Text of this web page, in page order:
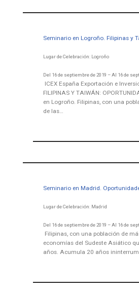
Seminario en Logroño. Filipinas y
Lugar de Celebración: Logroño
Del 16 de septiembre de 2019 – Al 16 de
ICEX España Exportación e
FILIPINAS Y TAIWÁN:
en Logroño. Filipinas, con una
de las…
Seminario en Madrid.
Lugar de Celebración: Madrid
Del 16 de septiembre de 2019 – Al 16 de
Filipinas, con una población de
economías del Sudeste Asiático
años. Acumula 20 años